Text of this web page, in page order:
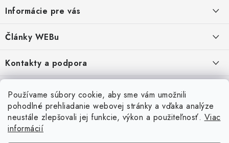
Používame súbory cookie, aby sme vám umožnili
pohodlné prehliadanie webovej stránky a vďaka analýze
neustále zlepšovali jej funkcie, výkon a použiteľnosť. Viac
informácií
p
ä
e
Informácie pre vás
Obchodné podmienky
Moja objednávka
Odstúpenie od zmluvy
Formuláre na stiahnutie
Napíšte nám
Články WEBu
Dôležité oznamy
16.6.2026
Nákup na splátky
23.10.2022
Ako nakupovať
Kontakty a podpora
2.8.2022
Doprava a Platba
4.3.2022
Servisné služby
Servis a služby pre Vás
5.3.2022
Doprava - UPS Doprava - Packeta Splátky - Home Credit